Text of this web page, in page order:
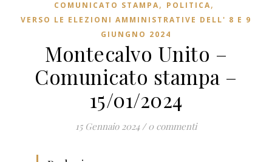
COMUNICATO STAMPA, POLITICA,
VERSO LE ELEZIONI AMMINISTRATIVE DELL' 8 E 9
GIUNGNO 2024
Montecalvo Unito –
Comunicato stampa –
15/01/2024
15 Gennaio 2024 / 0 commenti